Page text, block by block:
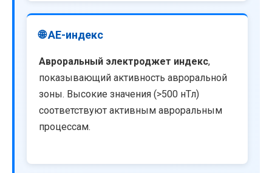
🌐 AE-индекс
Авроральный электроджет индекс,
показывающий активность авроральной
зоны. Высокие значения (>500 нТл)
соответствуют активным авроральным
процессам.